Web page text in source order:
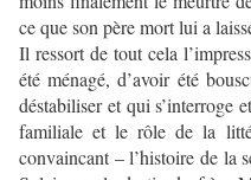
ce que son père mort lui a
Il ressort de tout cela
été ménagé, d’avoir été
déstabiliser et qui s’interroge
familiale et le rôle de la
convaincant – l’histoire de la